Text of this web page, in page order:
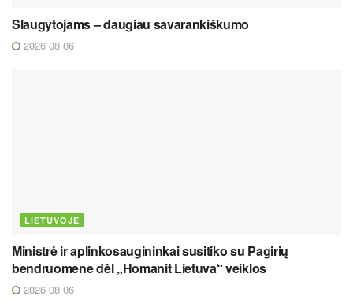
Slaugytojams – daugiau savarankiškumo
2026 08 06
LIETUVOJE
Ministrė ir aplinkosaugininkai susitiko su Pagirių
bendruomene dėl „Homanit Lietuva“ veiklos
2026 08 06